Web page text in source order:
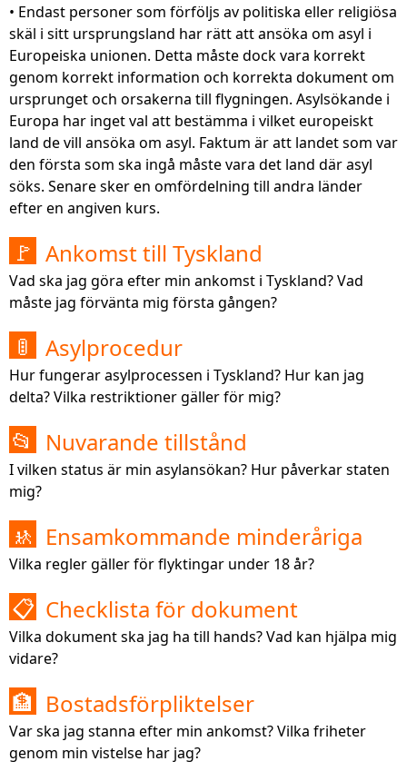
• Endast personer som förföljs av politiska eller religiösa
skäl i sitt ursprungsland har rätt att ansöka om asyl i
Europeiska unionen. Detta måste dock vara korrekt
genom korrekt information och korrekta dokument om
ursprunget och orsakerna till flygningen. Asylsökande i
Europa har inget val att bestämma i vilket europeiskt
land de vill ansöka om asyl. Faktum är att landet som var
den första som ska ingå måste vara det land där asyl
söks. Senare sker en omfördelning till andra länder
efter en angiven kurs.
🚩 Ankomst till Tyskland
Vad ska jag göra efter min ankomst i Tyskland? Vad
måste jag förvänta mig första gången?
🚦 Asylprocedur
Hur fungerar asylprocessen i Tyskland? Hur kan jag
delta? Vilka restriktioner gäller för mig?
📂 Nuvarande tillstånd
I vilken status är min asylansökan? Hur påverkar staten
mig?
🚸 Ensamkommande minderåriga
Vilka regler gäller för flyktingar under 18 år?
📋 Checklista för dokument
Vilka dokument ska jag ha till hands? Vad kan hjälpa mig
vidare?
🏦 Bostadsförpliktelser
Var ska jag stanna efter min ankomst? Vilka friheter
genom min vistelse har jag?